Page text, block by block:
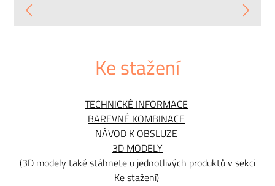
Ke stažení
TECHNICKÉ INFORMACE
BAREVNÉ KOMBINACE
NÁVOD K OBSLUZE
3D MODELY
(3D modely také stáhnete u jednotlivých produktů v sekci
Ke stažení)